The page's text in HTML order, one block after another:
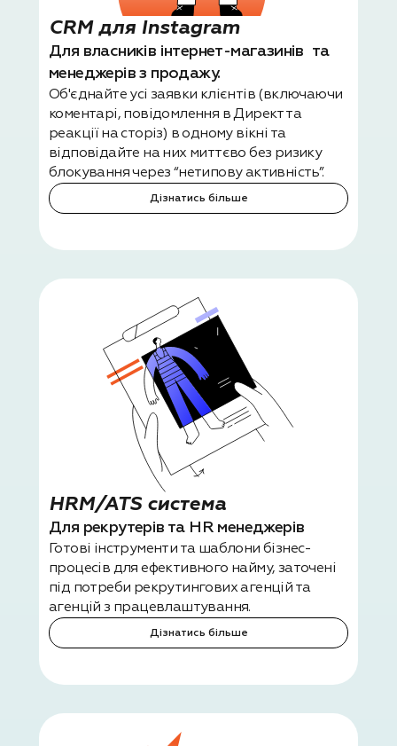
CRM для Instagram
Для власників інтернет-магазинів та
менеджерів з продажу.
Об'єднайте усі заявки клієнтів (включаючи
коментарі, повідомлення в Директ та
реакції на сторіз) в одному вікні та
відповідайте на них миттєво без ризику
блокування через “нетипову активність”.
Дізнатись більше
HRM/ATS система
Для рекрутерів та HR менеджерів
Готові інструменти та шаблони бізнес-
процесів для ефективного найму, заточені
під потреби рекрутингових агенцій та
агенцій з працевлаштування.
Дізнатись більше